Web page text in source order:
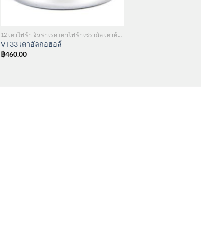
VT33 เตาอัลกอฮอล์
฿460.00